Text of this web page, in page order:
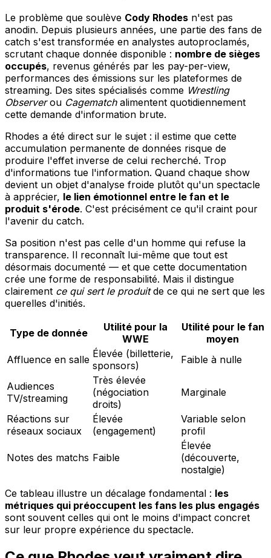
Le problème que soulève Cody Rhodes n'est pas
anodin. Depuis plusieurs années, une partie des fans de
catch s'est transformée en analystes autoproclamés,
scrutant chaque donnée disponible : nombre de sièges
occupés, revenus générés par les pay-per-view,
performances des émissions sur les plateformes de
streaming. Des sites spécialisés comme Wrestling
Observerou Cagematchalimentent quotidiennement
cette demande d'information brute.
Rhodes a été direct sur le sujet : il estime que cette
accumulation permanente de données risque de
produire l'effet inverse de celui recherché. Trop
d'informations tue l'information. Quand chaque show
devient un objet d'analyse froide plutôt qu'un spectacle
à apprécier, le lien émotionnel entre le fan et le
produit s'érode. C'est précisément ce qu'il craint pour
l'avenir du catch.
Sa position n'est pas celle d'un homme qui refuse la
transparence. Il reconnaît lui-même que tout est
désormais documenté — et que cette documentation
crée une forme de responsabilité. Mais il distingue
clairement ce qui sert le produitde ce qui ne sert que les
querelles d'initiés.
Type de donnée
Utilité pour la
WWE
Utilité pour le fan
moyen
Affluence en salle Élevée (billetterie,
sponsors)
Faible à nulle
Audiences
TV/streaming
Très élevée
(négociation
droits)
Marginale
Réactions sur
réseaux sociaux
Élevée
(engagement)
Variable selon
profil
Notes des matchs Faible
Élevée
(découverte,
nostalgie)
Ce tableau illustre un décalage fondamental : les
métriques qui préoccupent les fans les plus engagés
sont souvent celles qui ont le moins d'impact concret
sur leur propre expérience du spectacle.